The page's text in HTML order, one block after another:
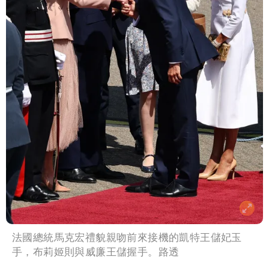
法國總統馬克宏禮貌親吻前來接機的凱特王儲妃玉
手，布莉姬則與威廉王儲握手。路透